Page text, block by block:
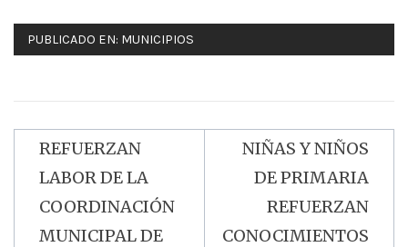
PUBLICADO EN: MUNICIPIOS
Navegación
de
entradas
REFUERZAN
LABOR DE LA
COORDINACIÓN
MUNICIPAL DE
NIÑAS Y NIÑOS
DE PRIMARIA
REFUERZAN
CONOCIMIENTOS